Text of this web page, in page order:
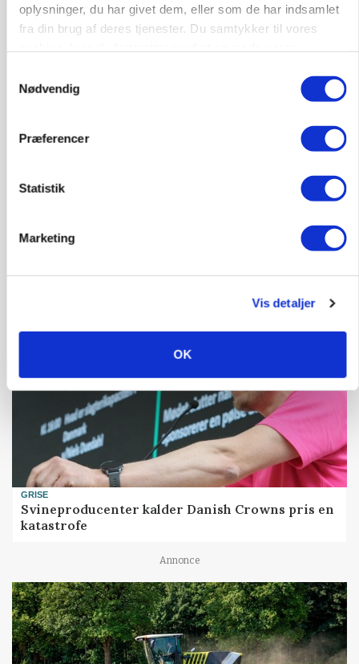
oplysninger, du har givet dem, eller som de har indsamlet
fra din brug af deres tjenester. Du samtykker til vores
Nødvendig
Præferencer
Statistik
Marketing
Vis detaljer
OK
På døgnvagt i høsten
GRISE
Svineproducenter kalder Danish Crowns pris en
katastrofe
Annonce